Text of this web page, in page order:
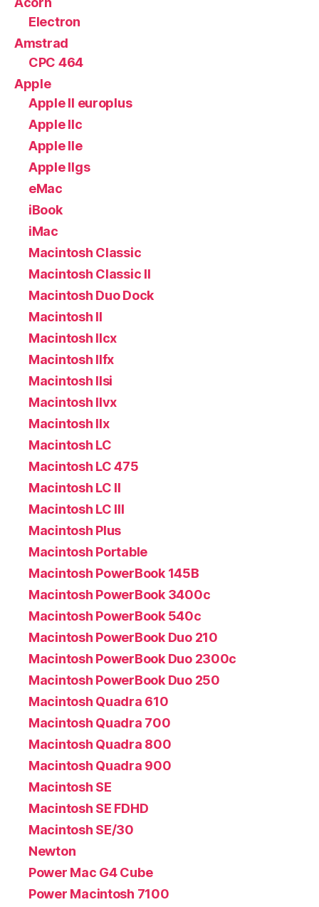
Electron
Amstrad
CPC 464
Apple
Apple II europlus
Apple IIc
Apple IIe
Apple IIgs
eMac
iBook
iMac
Macintosh Classic
Macintosh Classic II
Macintosh Duo Dock
Macintosh II
Macintosh IIcx
Macintosh IIfx
Macintosh IIsi
Macintosh IIvx
Macintosh IIx
Macintosh LC
Macintosh LC 475
Macintosh LC II
Macintosh LC III
Macintosh Plus
Macintosh Portable
Macintosh PowerBook 145B
Macintosh PowerBook 3400c
Macintosh PowerBook 540c
Macintosh PowerBook Duo 210
Macintosh PowerBook Duo 2300c
Macintosh PowerBook Duo 250
Macintosh Quadra 610
Macintosh Quadra 700
Macintosh Quadra 800
Macintosh Quadra 900
Macintosh SE
Macintosh SE FDHD
Macintosh SE/30
Newton
Power Mac G4 Cube
Power Macintosh 7100